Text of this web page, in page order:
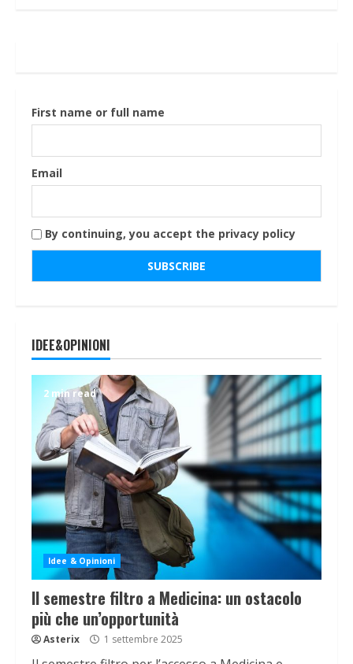
First name or full name
Email
By continuing, you accept the privacy policy
IDEE&OPINIONI
2 min read
Idee & Opinioni
Il semestre filtro a Medicina: un ostacolo
più che un’opportunità
Asterix 1 settembre 2025